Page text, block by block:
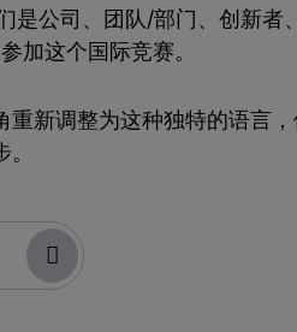
公司、团队/部门、创新者
加这个国际竞赛。
新调整为这种独特的语言